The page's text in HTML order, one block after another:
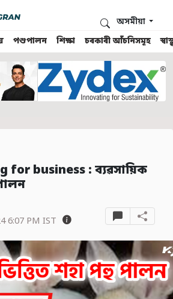
পশুপালন শিক্ষা চৰকাৰী আঁচনিসমূহ
অসমীয়া
business : ব্যৱসায়িক
6:07 PM IST